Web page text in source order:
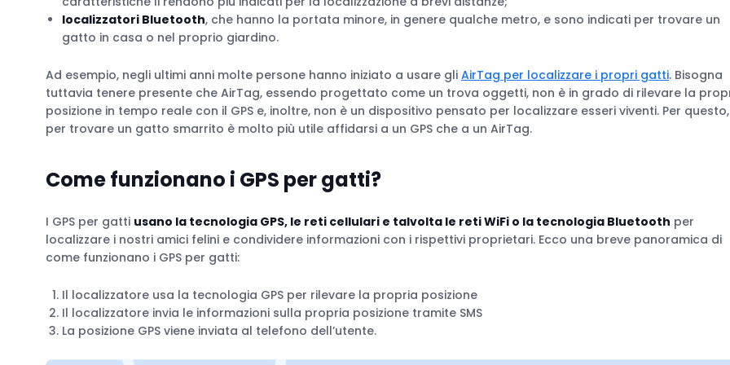
localizzatori Bluetooth, che hanno la portata minore, in genere qualche metro, e sono indicati per trovare un
gatto in casa o nel proprio giardino.
Ad esempio, negli ultimi anni molte persone hanno iniziato a usare gli AirTag per localizzare i propri gatti. Bisogna
tuttavia tenere presente che AirTag, essendo progettato come un trova oggetti, non è in grado di rilevare la
posizione in tempo reale con il GPS e, inoltre, non è un dispositivo pensato per localizzare esseri viventi. Per questo,
per trovare un gatto smarrito è molto più utile affidarsi a un GPS che a un AirTag.
Come funzionano i GPS per gatti?
I GPS per gatti usano la tecnologia GPS, le reti cellulari e talvolta le reti WiFi o la tecnologia Bluetooth per
localizzare i nostri amici felini e condividere informazioni con i rispettivi proprietari. Ecco una breve panoramica di
come funzionano i GPS per gatti:
Il localizzatore usa la tecnologia GPS per rilevare la propria posizione
Il localizzatore invia le informazioni sulla propria posizione tramite SMS
La posizione GPS viene inviata al telefono dell’utente.